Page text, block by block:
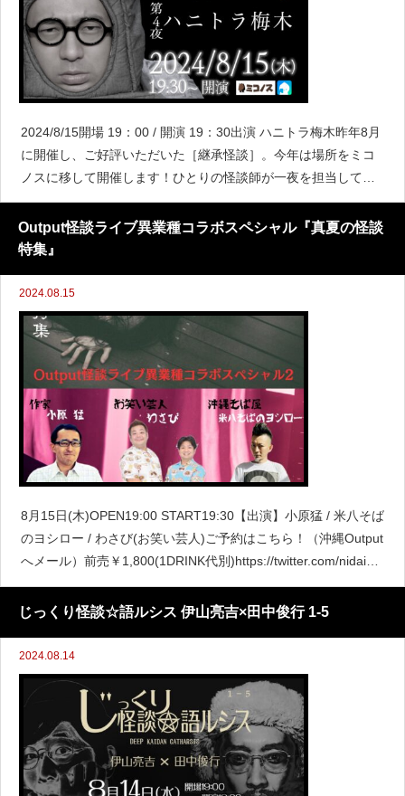
2024/8/15開場 19：00 / 開演 19：30出演 ハニトラ梅木昨年8月
に開催し、ご好評いただいた［継承怪談］。今年は場所をミコ
ノスに移して開催します！ひとりの怪談師が一夜を担当してた
っぷりと怪談を聴かせる怪談会です。イベントの最後には次回
を担当する怪談師に向けた怪談の「
Output怪談ライブ異業種コラボスペシャル『真夏の怪談
特集』
2024.08.15
8月15日(木)OPEN19:00 START19:30【出演】小原猛 / 米八そば
のヨシロー / わさび(お笑い芸人)ご予約はこちら！（沖縄Output
へメール）前売￥1,800(1DRINK代別)https://twitter.com/nidaime
KHS/statu
じっくり怪談☆語ルシス 伊山亮吉×田中俊行 1-5
2024.08.14